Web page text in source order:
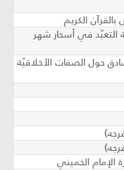
الكريم
التعبّد في أسحار شهر
حول الصفات الأخلاقيّة
الخميني